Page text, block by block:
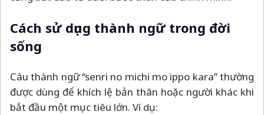
Cách sử dụng thành ngữ trong đời
sống
Câu thành ngữ “senri no michi mo ippo kara” thường
được dùng để khích lệ bản thân hoặc người khác khi
bắt đầu một mục tiêu lớn. Ví dụ: